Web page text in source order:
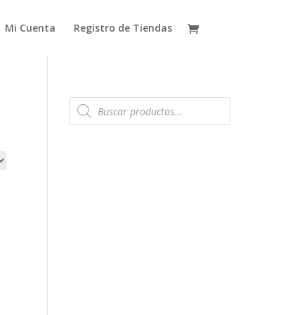
Mi Cuenta Registro de Tiendas
Búsqueda
de
productos